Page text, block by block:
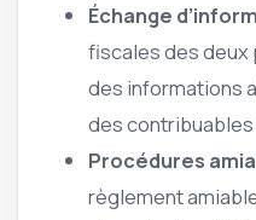
Échange
fiscales des deux
des informations
des
Procédures
règlement